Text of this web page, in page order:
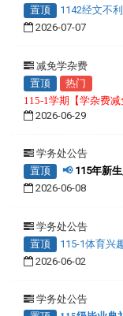
置顶
1142经文不
2026-07-07
减免学杂费
置顶
热门
115-1学期【学杂费
2026-06-29
学务处公告
置顶
📢115年新
2026-06-08
学务处公告
置顶
115-1体育兴
2026-06-02
学务处公告